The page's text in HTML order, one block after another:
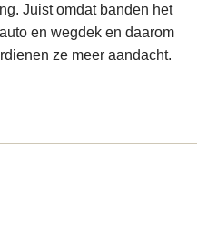
Juist omdat banden het
en wegdek en daarom
ze meer aandacht.